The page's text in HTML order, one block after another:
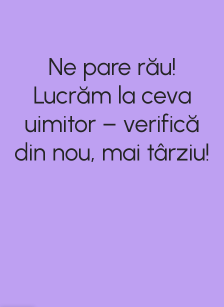
Ne pare rău!
Lucrăm la ceva
uimitor – verifică
din nou, mai târziu!